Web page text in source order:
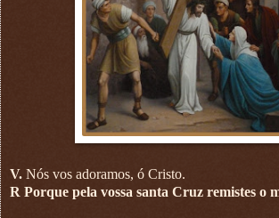
V. Nós vos adoramos, ó Cristo.
R Porque pela vossa santa Cruz remistes o